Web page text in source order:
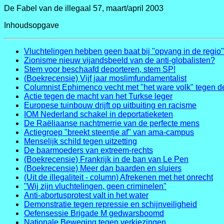
De Fabel van de illegaal 57, maart/april 2003
Inhoudsopgave
Vluchtelingen hebben geen baat bij "opvang in de regio"
Zionisme nieuw vijandsbeeld van de anti-globalisten?
Stem voor beschaafd deporteren, stem SP!
(Boekrecensie) Vijf jaar moslimfundamentalist
Columnist Ephimenco vecht met "het ware volk" tegen
Actie tegen de macht van het Turkse leger
Europese tuinbouw drijft op uitbuiting en racisme
IOM Nederland schakel in deportatieketen
De Raëliaanse nachtmerrie van de perfecte mens
Actiegroep "breekt steentje af" van ama-campus
Menselijk schild tegen uitzetting
De baarmoeders van extreem-rechts
(Boekrecensie) Frankrijk in de ban van Le Pen
(Boekrecensie) Meer dan baarden en sluiers
(Uit de illegaliteit - column) Afrekenen met het onrecht
"Wij zijn vluchtelingen, geen criminelen"
Anti-abortusprotest valt in het water
Demonstratie tegen repressie en schijnveiligheid
Oefensessie Brigade M gedwarsboomd
Nationale Beweging tegen verkiezingen